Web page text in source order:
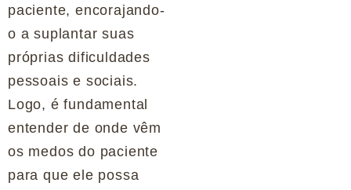
paciente, encorajando-
o a suplantar suas
próprias dificuldades
pessoais e sociais.
Logo, é fundamental
entender de onde vêm
os medos do paciente
para que ele possa